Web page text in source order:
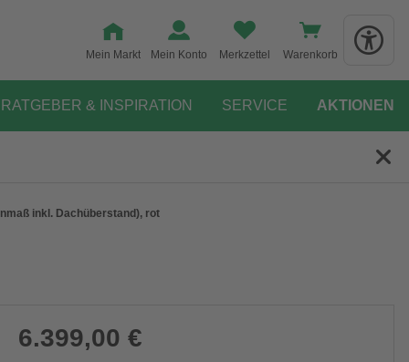
Mein Markt Mein Konto Merkzettel Warenkorb
RATGEBER & INSPIRATION SERVICE AKTIONEN
inkl. Dachüberstand), rot
6.399,00 €